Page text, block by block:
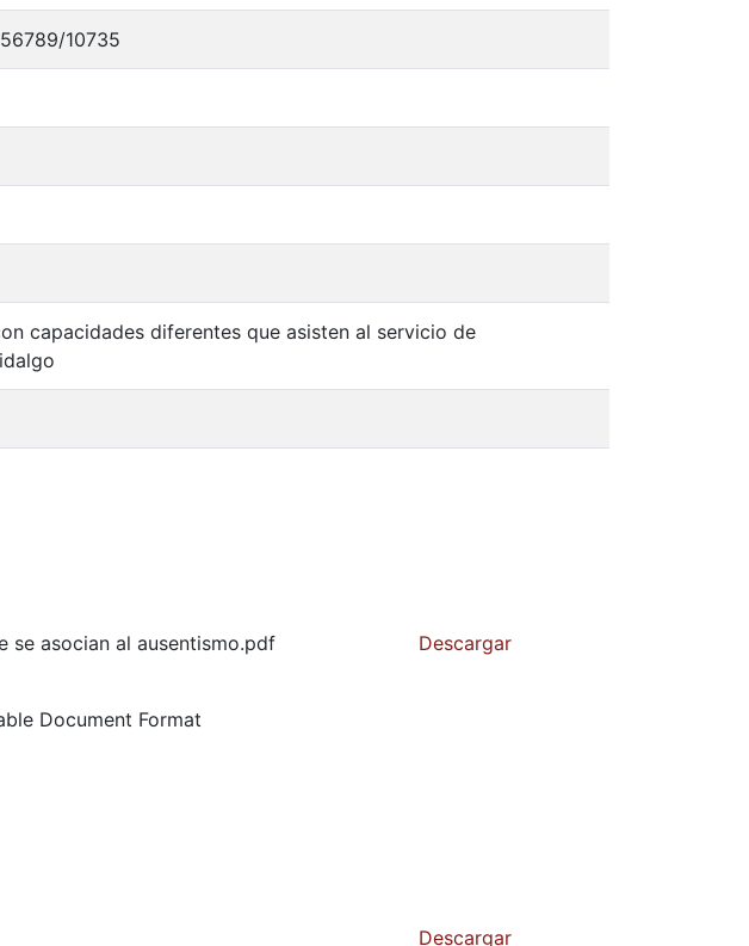
10735
capacidades diferentes que asisten al servicio de
se asocian al ausentismo.pdf
Document Format
Descargar
Descargar